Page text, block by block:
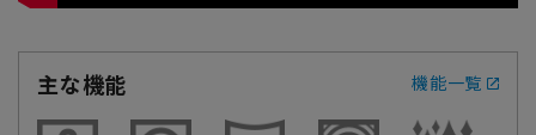
主な機能 機能一覧